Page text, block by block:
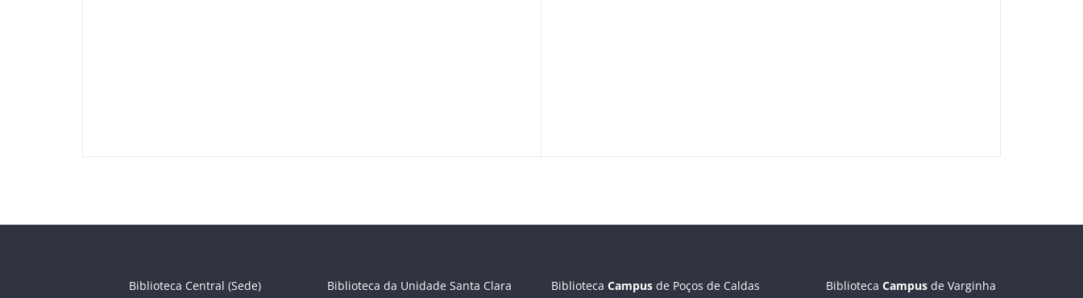
Biblioteca Central (Sede) Biblioteca da Unidade Santa Clara Biblioteca Campusde Poços de Caldas Biblioteca Campusde Varginha